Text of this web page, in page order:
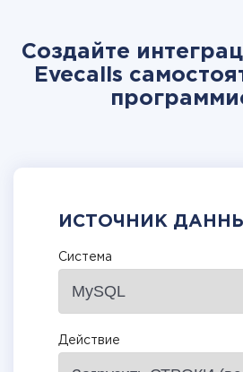
Создайте
Evecalls
ИСТОЧНИК
Система
Действие